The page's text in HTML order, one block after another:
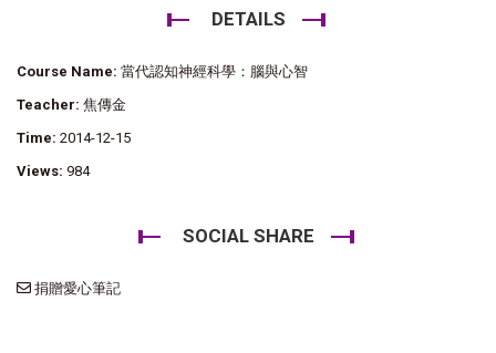
DETAILS
Course Name: 當代認知神經科學：腦與心智
Teacher: 焦傳金
Time: 2014-12-15
Views: 984
SOCIAL SHARE
捐贈愛心筆記